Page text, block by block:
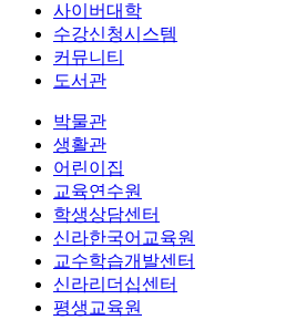
사이버대학
수강신청시스템
커뮤니티
도서관
박물관
생활관
어린이집
교육연수원
학생상담센터
신라한국어교육원
교수학습개발센터
신라리더십센터
평생교육원